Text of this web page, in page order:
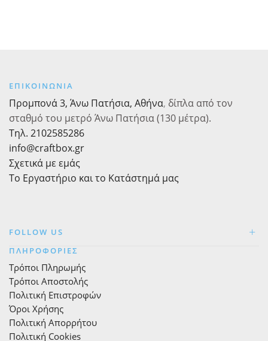
ΕΠΙΚΟΙΝΩΝΙΑ
Προμπονά 3, Άνω Πατήσια, Αθήνα, δίπλα από τον
σταθμό του μετρό Άνω Πατήσια (130 μέτρα).
Τηλ. 2102585286
info@craftbox.gr
Σχετικά με εμάς
Το Εργαστήριο και το Κατάστημά μας
FOLLOW US
ΠΛΗΡΟΦΟΡΙΕΣ
Τρόποι Πληρωμής
Τρόποι Αποστολής
Πολιτική Επιστροφών
Όροι Χρήσης
Πολιτική Απορρήτου
Πολιτική Cookies